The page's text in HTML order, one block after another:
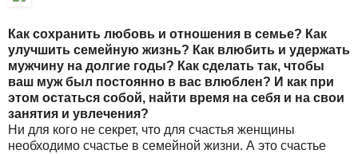
Как сохранить любовь и отношения в семье? Как
улучшить семейную жизнь? Как влюбить и удержать
мужчину на долгие годы? Как сделать так, чтобы
ваш муж был постоянно в вас влюблен? И как при
этом остаться собой, найти время на себя и на свои
занятия и увлечения?
Ни для кого не секрет, что для счастья женщины
необходимо счастье в семейной жизни. А это счастье